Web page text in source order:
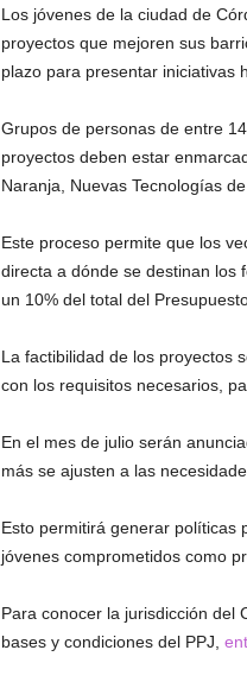
Los jóvenes de la ciudad de
proyectos que mejoren sus
plazo para presentar iniciativas
Grupos de personas de entre
proyectos deben estar
Naranja, Nuevas Tecnologías
Este proceso permite que los
directa a dónde se destinan los
un 10% del total del
La factibilidad de los proyectos
con los requisitos necesarios,
En el mes de julio serán
más se ajusten a las
Esto permitirá generar políticas
jóvenes comprometidos como
Para conocer la jurisdicción del
bases y condiciones del PPJ,